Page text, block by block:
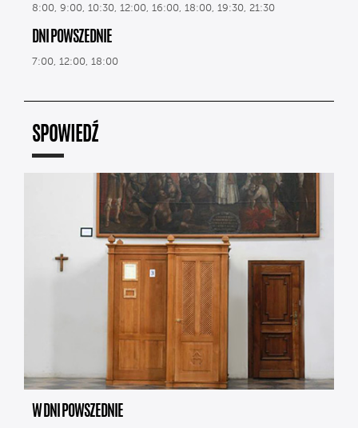
8:00, 9:00, 10:30, 12:00, 16:00, 18:00, 19:30, 21:30
DNI POWSZEDNIE
7:00, 12:00, 18:00
SPOWIEDŹ
W DNI POWSZEDNIE